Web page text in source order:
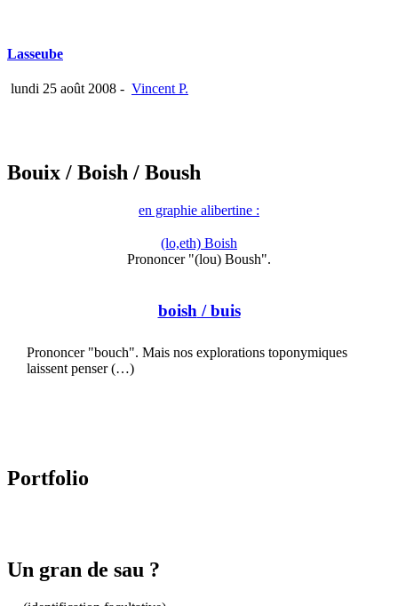
Lasseube
lundi 25 août 2008 - Vincent P.
Bouix / Boish / Boush
en graphie alibertine :
(lo,eth) Boish
Prononcer "(lou) Boush".
boish / buis
Prononcer "bouch". Mais nos explorations toponymiques
laissent penser (…)
Portfolio
Un gran de sau ?